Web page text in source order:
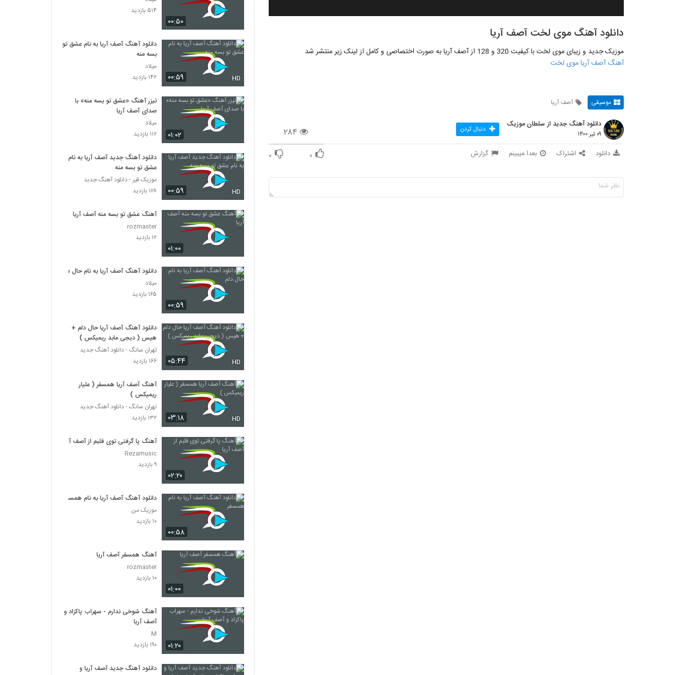
دانلود آهنگ موی لخت آصف آریا
موزیک جدید و زیبای موی لخت با کیفیت 320 و 128 از آصف آریا به صورت اختصاصی و کامل از لینک زیر منتشر شد
آهنگ آصف آریا موی لخت
موسیقی آصف آریا
۲۸۴
دانلود آهنگ جدید از سلطان موزیک
۰۹ تیر ۱۴۰۰ دنبال کردن
دانلود اشتراک بعدا میبینم گزارش ۰ ۰
۰۰:۵۰
۵۱۴ بازدید
۰۰:۵۹ HD
دانلود آهنگ آصف آریا به نام عشق تو
بسه منه
میلاد
۱۴۲ بازدید
۰۱:۰۲
تیزر آهنگ «عشق تو بسه منه» با
صدای آصف آریا
میلاد
۱۱۲ بازدید
۰۰:۵۹ HD
دانلود آهنگ جدید آصف آریا به نام
عشق تو بسه منه
موزیک قیر - دانلود آهنگ جدبد
۱۲۸ بازدید
۰۱:۰۰
آهنگ عشق تو بسه منه آصف آریا
rozmaster
۱۲ بازدید
۰۰:۵۹
دانلود آهنگ آصف آریا به نام حال دلم
میلاد
۱۶۵ بازدید
۰۵:۴۴ HD
دانلود آهنگ آصف آریا حال دلم +
هیس ( دیجی مابد ریمیکس )
تهران سانگ - دانلود آهنگ جدید
۱۶۶ بازدید
۰۳:۱۸ HD
آهنگ آصف آریا همسفر ( علیار
ریمیکس )
تهران سانگ - دانلود آهنگ جدید
۱۳۲ بازدید
۰۲:۲۰
آهنگ پا گرفتی توی قلبم از آصف آریا
Rezamusic
۹ بازدید
۰۰:۵۸
دانلود آهنگ آصف آریا به نام همسفر
موزیک من
۱۰ بازدید
۰۱:۰۰
آهنگ همسفر آصف آریا
rozmaster
۱۰ بازدید
۰۱:۲۰
آهنگ شوخی ندارم - سهراب پاکزاد و
آصف آریا
M
۱۹۰ بازدید
دانلود آهنگ جدید آصف آریا و